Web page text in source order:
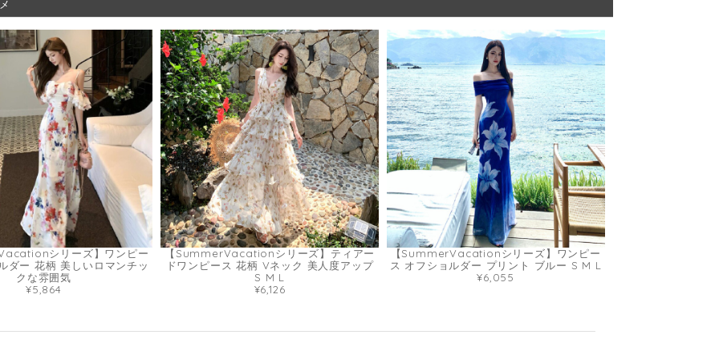
シリーズ】ワンピー
ダー 花柄 美しいロマンチッ
クな雰囲気
¥5,864
【SummerVacationシリーズ】ティアー
ドワンピース 花柄 Vネック 美人度アップ
S M L
¥6,126
【SummerVacationシリーズ】ワンピー
ス オフショルダー プリント ブルー S M L
¥6,055